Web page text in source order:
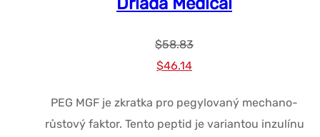
$58.83
Původní
byla:
$58.83.
$46.14Současná
je:
$46.14.
PEG MGF je zkratka pro pegylovaný mechano-
růstový faktor. Tento peptid je variantou inzulínu